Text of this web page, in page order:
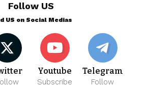
Follow US
US on Social Medias
Youtube
Subscribe
Telegram
Follow